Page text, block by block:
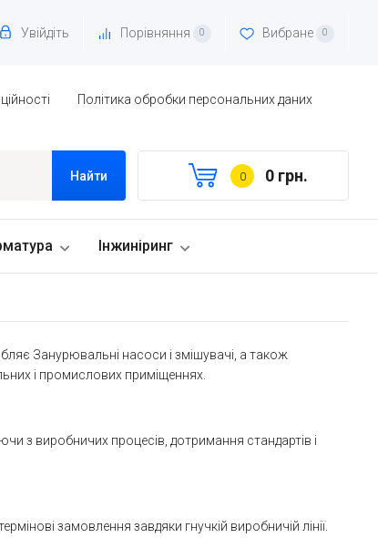
Увійдіть Порівняння 0 Вибране 0
Політика обробки персональних даних
Найти 0 0 грн.
Інжиніринг
Занурювальні насоси і змішувачі, а також
і промислових приміщеннях.
з виробничих процесів, дотримання стандартів і
замовлення завдяки гнучкій виробничій лінії.